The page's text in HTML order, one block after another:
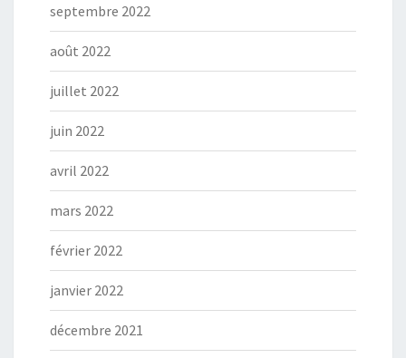
septembre 2022
août 2022
juillet 2022
juin 2022
avril 2022
mars 2022
février 2022
janvier 2022
décembre 2021